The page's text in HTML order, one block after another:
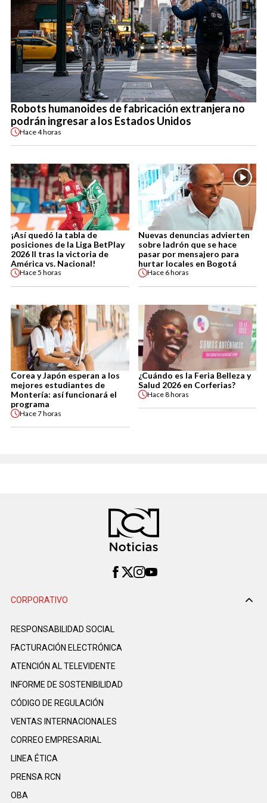
Robots humanoides de fabricación extranjera no
podrán ingresar a los Estados Unidos
Hace4 horas
¡Así quedó la tabla de
posiciones de la Liga BetPlay
2026 II tras la victoria de
América vs. Nacional!
Hace5 horas
Nuevas denuncias advierten
sobre ladrón que se hace
pasar por mensajero para
hurtar locales en Bogotá
Hace 6 horas
Corea y Japón esperan a los
mejores estudiantes de
Montería: así funcionará el
programa
Hace7 horas
¿Cuándo es la Feria Belleza y
Salud 2026 en Corferias?
Hace8 horas
CORPORATIVO
RESPONSABILIDAD SOCIAL
FACTURACIÓN ELECTRÓNICA
ATENCIÓN AL TELEVIDENTE
INFORME DE SOSTENIBILIDAD
CÓDIGO DE REGULACIÓN
VENTAS INTERNACIONALES
CORREO EMPRESARIAL
LINEA ÉTICA
PRENSA RCN
OBA